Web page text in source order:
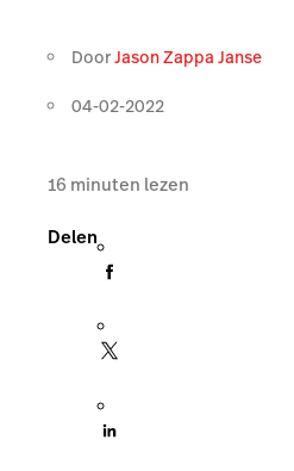
DoorJason Zappa Janse
04-02-2022
16 minuten lezen
Delen